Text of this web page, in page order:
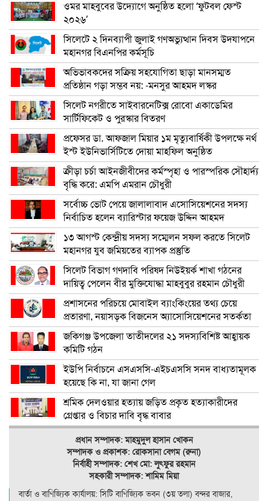
ওমর মাহবুবের উদ্যোগে অনুষ্ঠিত হলো ‘ফুটবল ফেস্ট
২০২৬’
সিলেটে ২ দিনব্যাপী জুলাই গণঅভ্যুত্থান দিবস উদযাপনে
মহানগর বিএনপির কর্মসূচি
অভিভাবকদের সক্রিয় সহযোগিতা ছাড়া মানসম্মত
প্রতিষ্ঠান গড়া সম্ভব নয়: -মনসুর আহমদ লস্কর
সিলেট নগরীতে সাইবারনেটিক্স রোবো একাডেমির
সার্টিফিকেট ও পুরস্কার বিতরণ
প্রফেসর ডা. আফজাল মিয়ার ১ম মৃত্যুবার্ষিকী উপলক্ষে নর্থ
ইস্ট ইউনিভার্সিটিতে দোয়া মাহফিল অনুষ্ঠিত
ক্রীড়া চর্চা আইনজীবীদের কর্মস্পৃহা ও পারস্পরিক সৌহার্দ্য
বৃদ্ধি করে: এমপি এমরান চৌধুরী
সর্বোচ্চ ভোট পেয়ে জালালাবাদ এসোসিয়েশনের সদস্য
নির্বাচিত হলেন ব্যারিস্টার ফয়েজ উদ্দিন আহমদ
১৩ আগস্ট কেন্দ্রীয় সদস্য সম্মেলন সফল করতে সিলেট
মহানগর যুব জমিয়তের ব্যাপক প্রস্তুতি
সিলেট বিভাগ গণদাবি পরিষদ নিউইয়র্ক শাখা গঠনের
দায়িত্ব পেলেন বীর মুক্তিযোদ্ধা মাহবুবুর রহমান চৌধুরী
প্রশাসনের পরিচয়ে মোবাইল ব্যাংকিংয়ের তথ্য চেয়ে
প্রতারণা, নয়াসড়ক বিজনেস অ্যাসোসিয়েশনের সতর্কতা
জকিগঞ্জ উপজেলা তাতীদলের ২১ সদস্যবিশিষ্ট আহ্বায়ক
কমিটি গঠন
ইউপি নির্বাচনে এসএসসি-এইচএসসি সনদ বাধ্যতামূলক
হয়েছে কি না, যা জানা গেল
শ্রমিক দেলওয়ার হত্যায় জড়িত প্রকৃত হত্যাকারীদের
গ্রেপ্তার ও বিচার দাবি বৃদ্ধ বাবার
প্রধান সম্পাদক: মাহমুদুল হাসান খোকন
সম্পাদক ও প্রকাশক: রোকসানা বেগম (রুনা)
নির্বাহী সম্পাদক: শেখ মো: লুৎফুর রহমান
সহকারী সম্পাদক: শামিম মিয়া
বার্তা ও বাণিজ্যিক কার্যালয়: সিটি বাণিজ‍্যিক ভবন (৩য় তলা) বন্দর বাজার,